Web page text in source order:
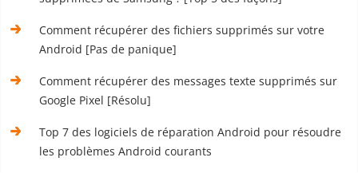
Comment récupérer des fichiers supprimés sur votre
Android [Pas de panique]
Comment récupérer des messages texte supprimés sur
Google Pixel [Résolu]
Top 7 des logiciels de réparation Android pour résoudre
les problèmes Android courants